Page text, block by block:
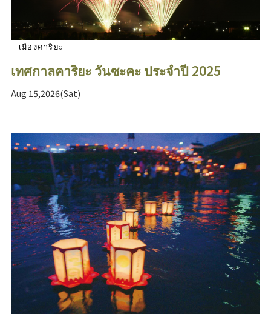
เมืองคาริยะ
เทศกาลคาริยะ วันซะคะ ประจำปี 2025
Aug 15,2026(Sat)